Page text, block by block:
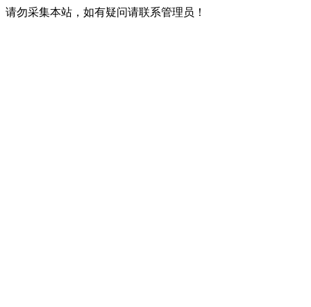
请勿采集本站，如有疑问请联系管理员！